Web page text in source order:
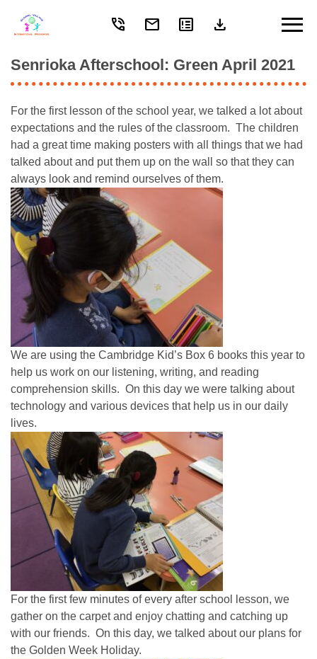
Skip
content
phone_in_talk mail breaking_news download
Senrioka Afterschool: Green April 2021
For the first lesson of the school year, we talked a lot about
expectations and the rules of the classroom. The children
had a great time making posters with all things that we had
talked about and put them up on the wall so that they can
always look and remind ourselves of them.
We are using the Cambridge Kid’s Box 6 books this year to
help us work on our listening, writing, and reading
comprehension skills. On this day we were talking about
technology and various devices that help us in our daily
lives.
For the first few minutes of every after school lesson, we
gather on the carpet and enjoy chatting and catching up
with our friends. On this day, we talked about our plans for
the Golden Week Holiday.